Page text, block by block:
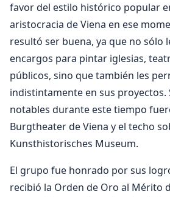
favor del estilo histórico popular
aristocracia de Viena en ese
resultó ser buena, ya que no sólo
encargos para pintar iglesias,
públicos, sino que también les
indistintamente en sus proyectos.
notables durante este tiempo
Burgtheater de Viena y el techo
Kunsthistorisches Museum.
El grupo fue honrado por sus
recibió la Orden de Oro al Mérito